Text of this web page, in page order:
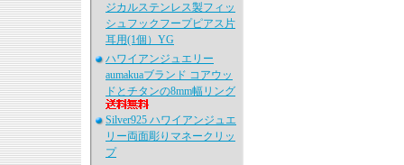
ジカルステンレス製フィッ
シュフックフープピアス片
耳用(1個）YG
ハワイアンジュエリー
aumakuaブランド コアウッ
ドとチタンの8mm幅リング
Silver925 ハワイアンジュエ
リー両面彫りマネークリッ
プ